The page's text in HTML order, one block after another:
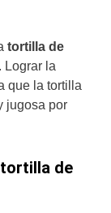
tortilla de
Lograr la
que la tortilla
jugosa por
de